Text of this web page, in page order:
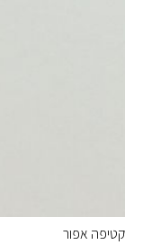
קטיפה אפור